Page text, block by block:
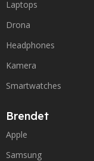
Laptops
Drona
Headphones
Kamera
Smartwatches
Brendet
Apple
Samsung